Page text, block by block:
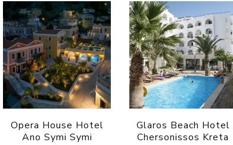
Opera House Hotel
Ano Symi Symi
Glaros Beach Hotel
Chersonissos Kreta